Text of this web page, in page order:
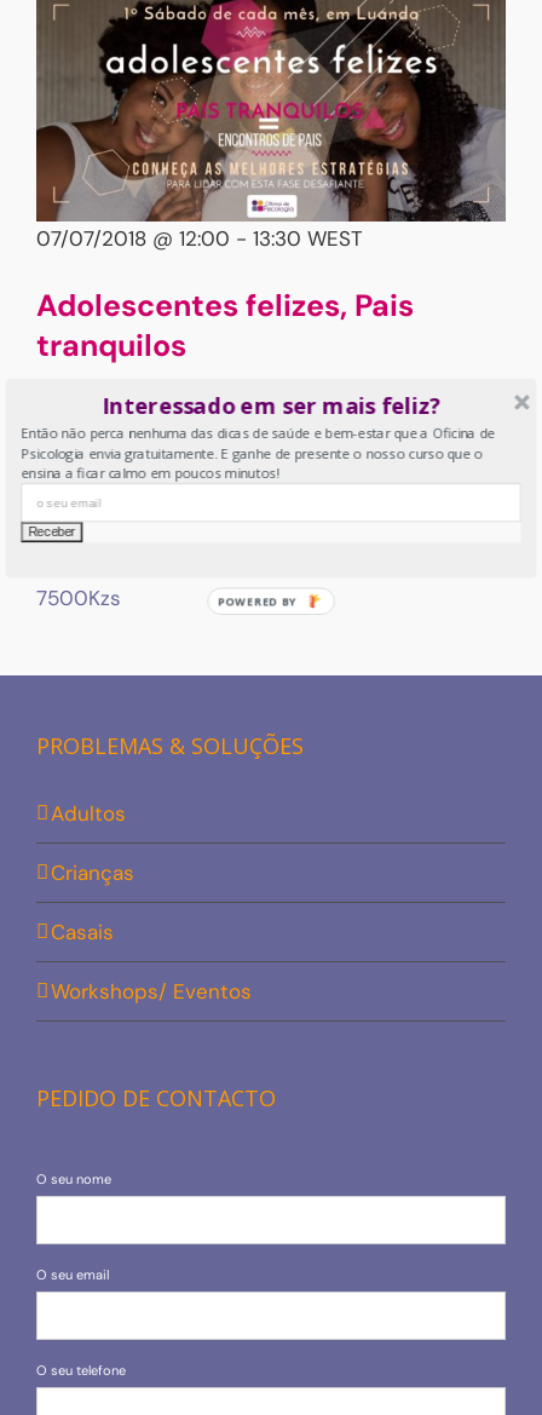
07/07/2018 @ 12:00 - 13:30 WEST
Adolescentes felizes, Pais
tranquilos
OP LuandaRua Centro Convenções S8 Galeria
Avenida, Loja 22 (Referência Kero Talatona),
Luanda
Saiba tudo sobre como gerir e ajudar o seu filho
nessa fase difícil que é a adolescência
7500Kzs
PROBLEMAS & SOLUÇÕES
Adultos
Crianças
Casais
Workshops/ Eventos
PEDIDO DE CONTACTO
O seu nome
O seu email
O seu telefone
Interessado em ser mais feliz?
Então não perca nenhuma das dicas de saúde e bem-estar que a Oficina de
Psicologia envia gratuitamente. E ganhe de presente o nosso curso que o
ensina a ficar calmo em poucos minutos!
POWERED